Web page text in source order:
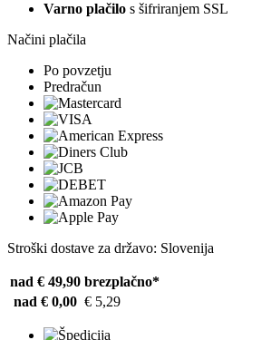
Varno plačilo s šifriranjem SSL
Načini plačila
Po povzetju
Predračun
Stroški dostave za državo: Slovenija
nad € 49,90 brezplačno*
nad € 0,00 € 5,29